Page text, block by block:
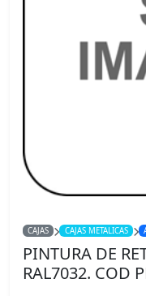
CAJAS CAJAS METALICAS
PINTURA DE
RAL7032. COD